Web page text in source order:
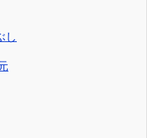
し